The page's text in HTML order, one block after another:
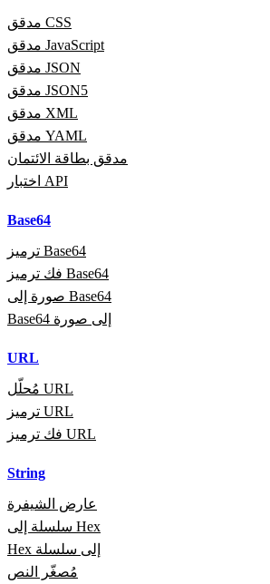
مدقق CSS
مدقق JavaScript
مدقق JSON
مدقق JSON5
مدقق XML
مدقق YAML
مدقق بطاقة الائتمان
اختبار API
Base64
ترميز Base64
فك ترميز Base64
صورة إلى Base64
Base64 إلى صورة
URL
مُحلّل URL
ترميز URL
فك ترميز URL
String
عارض الشيفرة
سلسلة إلى Hex
Hex إلى سلسلة
مُصغّر النص